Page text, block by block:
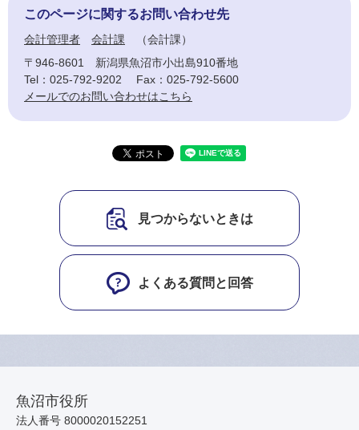
このページに関するお問い合わせ先
会計管理者 会計課
会計課
〒946-8601
新潟県魚沼市小出島910番地
Tel：025-792-9202
Fax：025-792-5600
メールでのお問い合わせはこちら
見つからないときは
よくある質問と回答
魚沼市役所
法人番号 8000020152251